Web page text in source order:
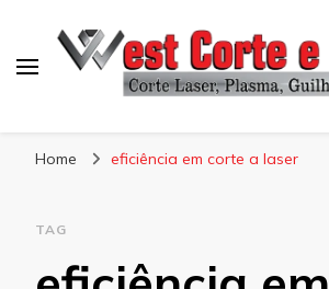
Home eficiência em corte a laser
TAG